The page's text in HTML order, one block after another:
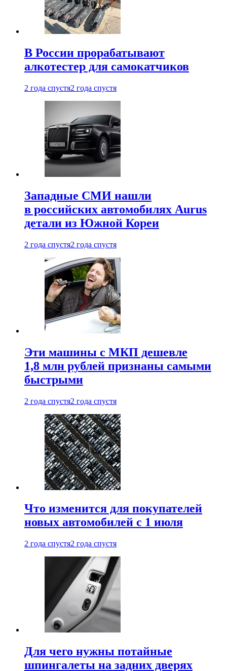
В России прорабатывают
алкотестер для самокатчиков
2 года спустя2 года спустя
Западные СМИ нашли
в российских автомобилях Aurus
детали из Южной Кореи
2 года спустя2 года спустя
Эти машины с МКП дешевле
1,8 млн рублей признаны самыми
быстрыми
2 года спустя2 года спустя
Что изменится для покупателей
новых автомобилей с 1 июля
2 года спустя2 года спустя
Для чего нужны потайные
шпингалеты на задних дверях